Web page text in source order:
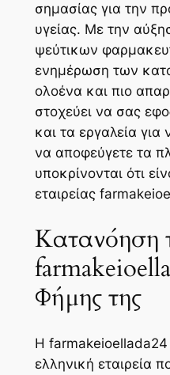
σημασίας για την
υγείας. Με την
ψεύτικων
ενημέρωση των
ολοένα και πιο
στοχεύει να σας
και τα εργαλεία
να αποφεύγετε τα
υποκρίνονται ότι
εταιρείας
Κατανόηση
Φήμης της
Η farmakeioellada24
ελληνική εταιρεία